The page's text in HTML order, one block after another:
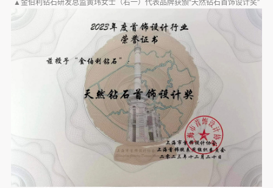
▲金伯利钻石研发总监黄玮女士（右一）代表品牌获颁“天然钻石首饰设计奖”